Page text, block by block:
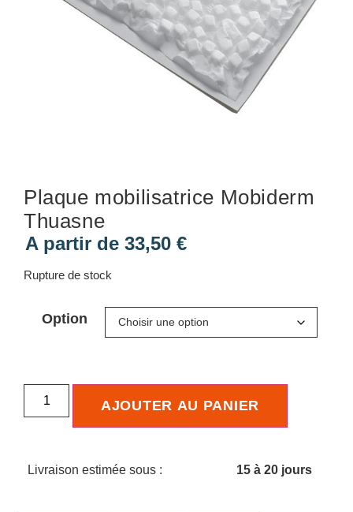
Plaque mobilisatrice Mobiderm
Thuasne
A partir de 33,50 €
Rupture de stock
Option
AJOUTER AU PANIER
Livraison estimée sous : 15 à 20 jours